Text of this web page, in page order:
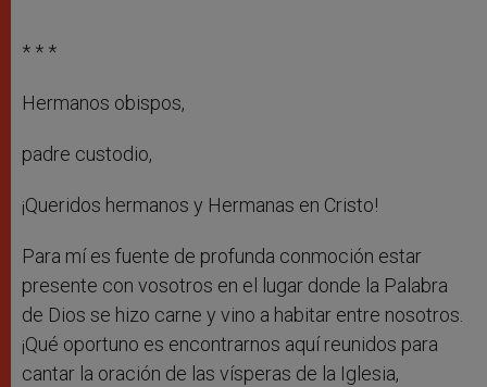
* * *
Hermanos obispos,
padre custodio,
¡Queridos hermanos y Hermanas en Cristo!
Para mí es fuente de profunda conmoción estar
presente con vosotros en el lugar donde la Palabra
de Dios se hizo carne y vino a habitar entre nosotros.
¡Qué oportuno es encontrarnos aquí reunidos para
cantar la oración de las vísperas de la Iglesia,